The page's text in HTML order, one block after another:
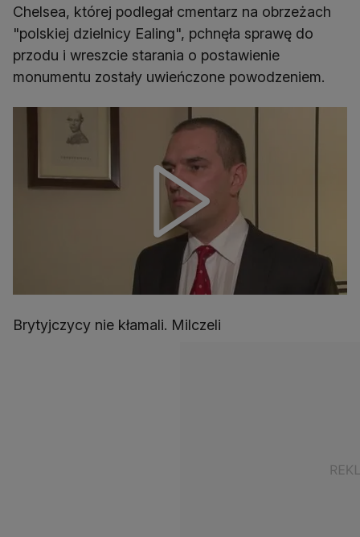
Chelsea, której podlegał cmentarz na obrzeżach
"polskiej dzielnicy Ealing", pchnęła sprawę do
przodu i wreszcie starania o postawienie
monumentu zostały uwieńczone powodzeniem.
Brytyjczycy nie kłamali. Milczeli